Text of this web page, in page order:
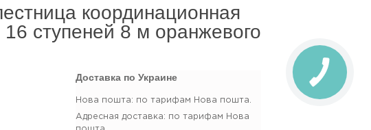
координационная
16 ступеней 8 м оранжевого
Доставка по Украине
Нова пошта: по тарифам Нова пошта.
Адресная доставка: по тарифам Нова